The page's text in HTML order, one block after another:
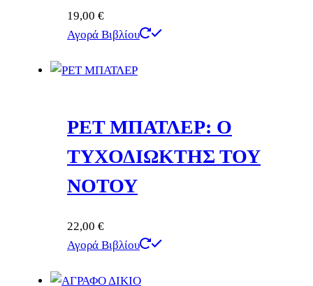
19,00 €
Αγορά Βιβλίου
ΡΕΤ ΜΠΑΤΛΕΡ: Ο
ΤΥΧΟΔΙΩΚΤΗΣ ΤΟΥ
ΝΟΤΟΥ
22,00 €
Αγορά Βιβλίου